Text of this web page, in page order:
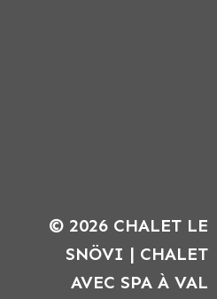
© 2026 CHALET LE
SNÖVI | CHALET
AVEC SPA À VAL